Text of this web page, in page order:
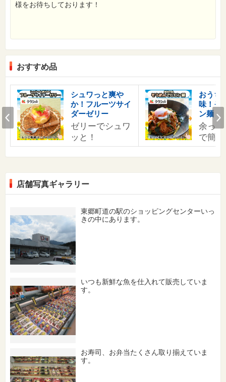
様をお待ちしております！
おすすめ品
シュワっと爽や
か！フルーツサイ
ダーゼリー
ゼリーでシュワ
ッと！
おうち
味！そ
ン麺
余っ
で簡
Prev
店舗写真ギャラリー
東郷町道の駅のショッピングセンターいっ
きの中にあります。
いつも新鮮な魚を仕入れて販売していま
す。
お寿司、お弁当たくさん取り揃えていま
す。